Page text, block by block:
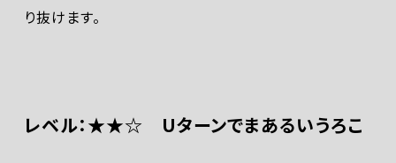
り抜けます。
レベル：★★☆ Uターンでまあるいうろこ